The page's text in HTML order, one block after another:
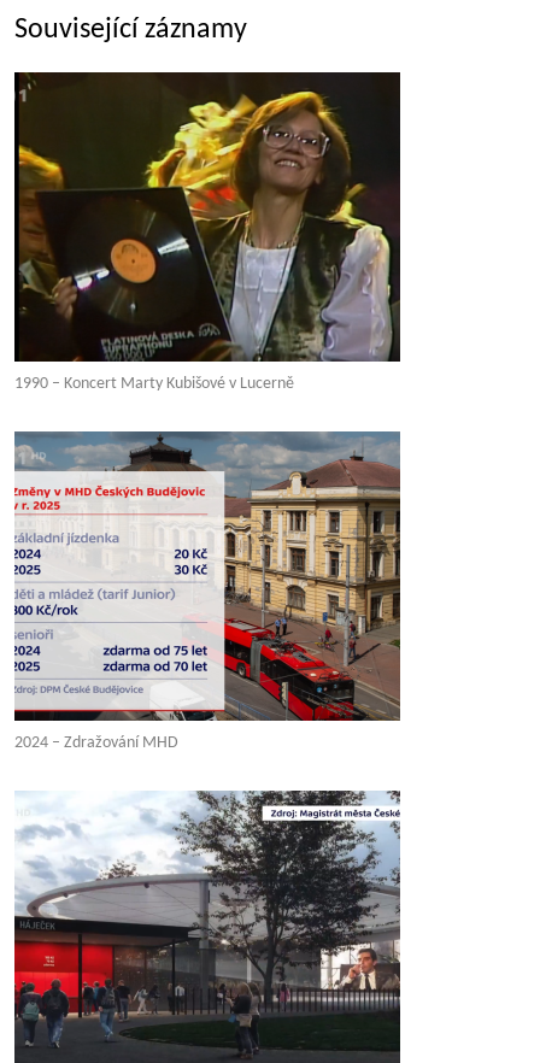
Související záznamy
1990 – Koncert Marty Kubišové v Lucerně
2024 – Zdražování MHD